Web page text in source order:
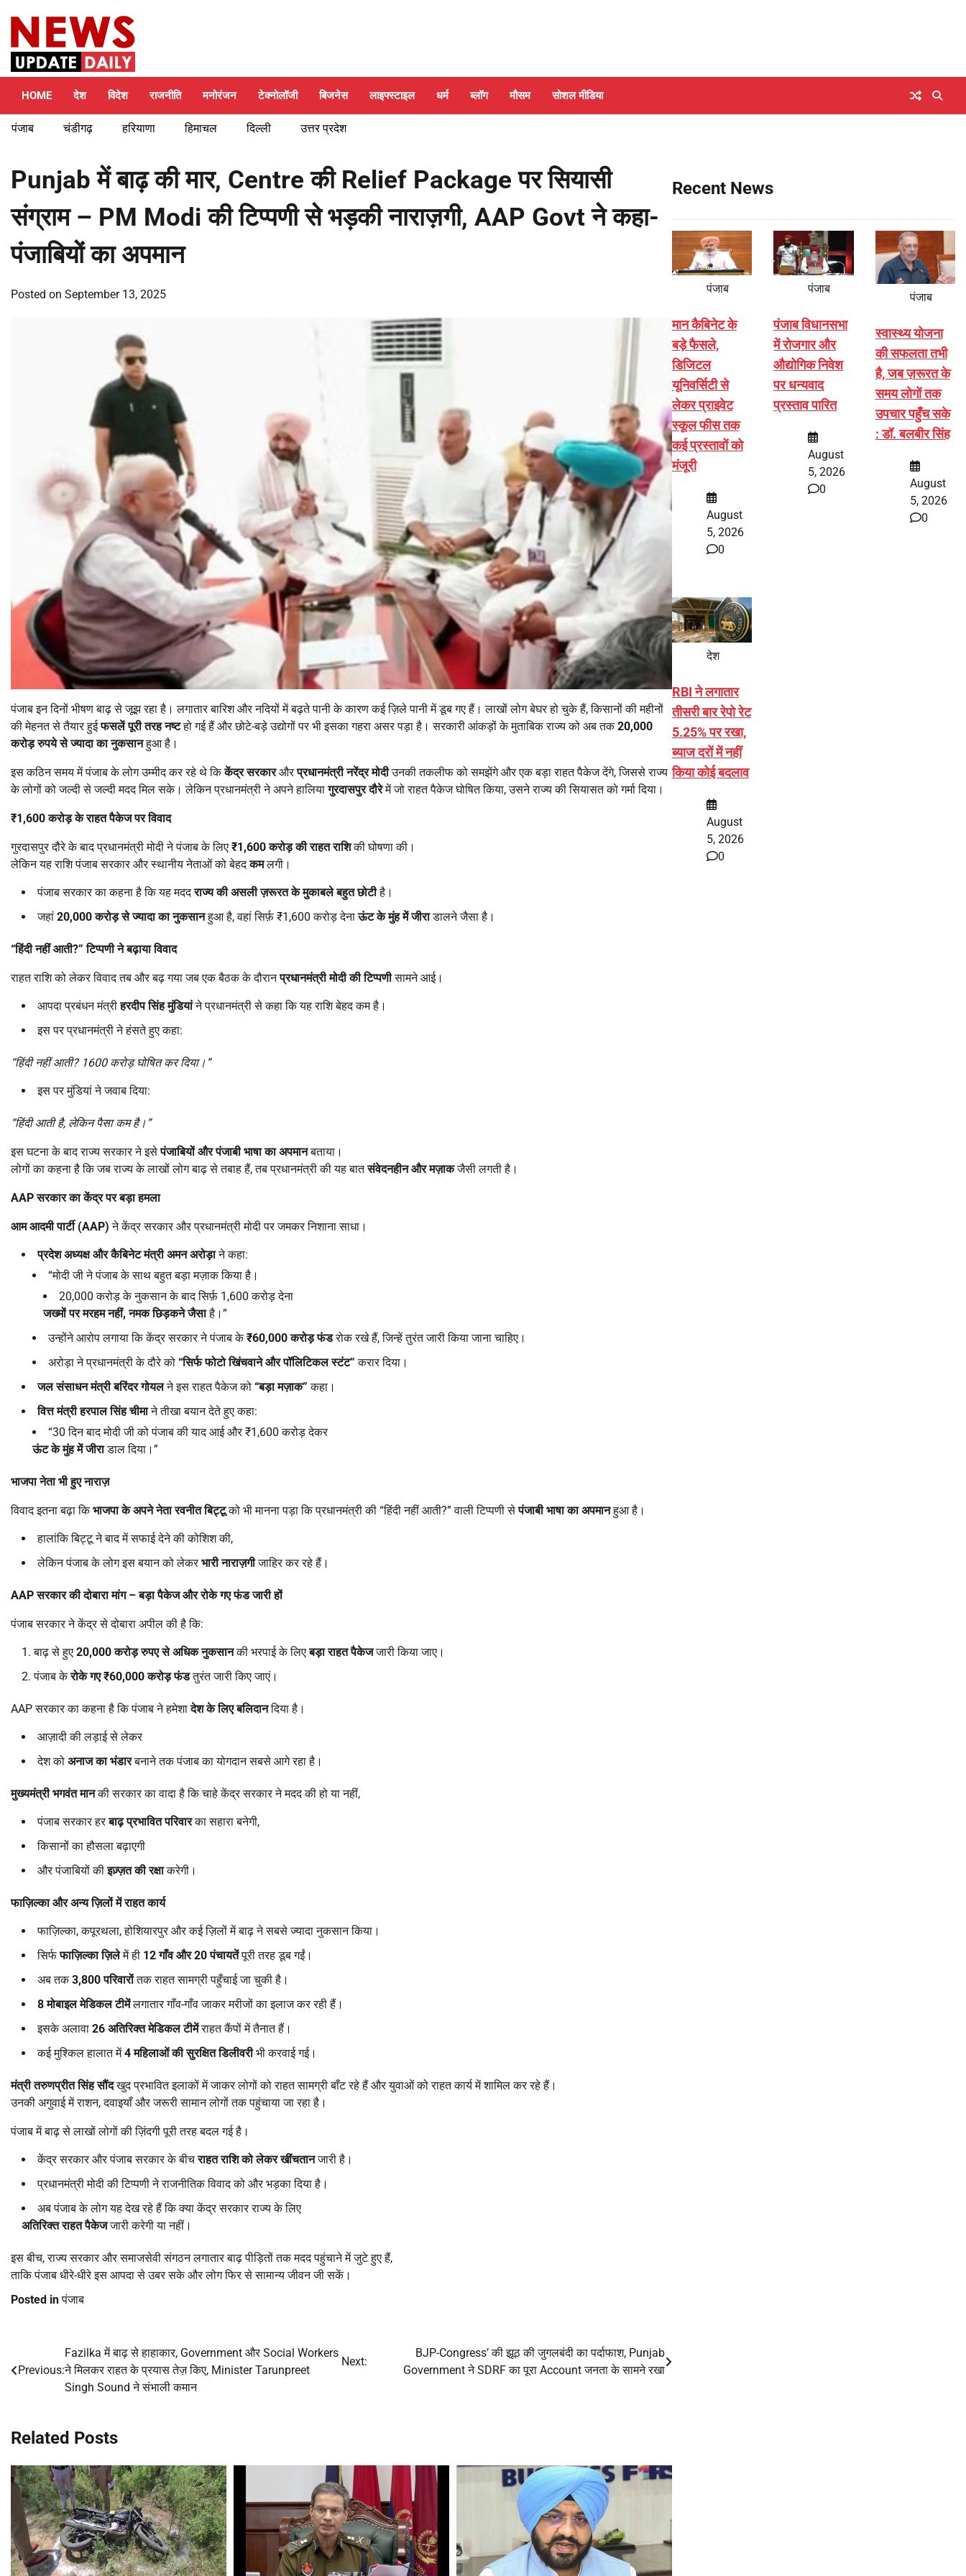
content
HOME देश विदेश राजनीति मनोरंजन टेक्नोलॉजी बिजनेस लाइफ्स्टाइल धर्म ब्लॉग मौसम सोशल मीडिया
पंजाब चंडीगढ़ हरियाणा हिमाचल दिल्ली उत्तर प्रदेश
Punjab में बाढ़ की मार, Centre की Relief Package पर सियासी
संग्राम – PM Modi की टिप्पणी से भड़की नाराज़गी, AAP Govt ने कहा-
पंजाबियों का अपमान
Posted on September 13, 2025
पंजाब इन दिनों भीषण बाढ़ से जूझ रहा है। लगातार बारिश और नदियों में बढ़ते पानी के कारण कई ज़िले पानी में डूब गए हैं। लाखों लोग बेघर हो चुके हैं, किसानों की महीनों
की मेहनत से तैयार हुईफसलें पूरी तरह नष्टहो गई हैं और छोटे-बड़े उद्योगों पर भी इसका गहरा असर पड़ा है। सरकारी आंकड़ों के मुताबिक राज्य को अब तक20,000
करोड़ रुपये से ज्यादा का नुकसानहुआ है।
इस कठिन समय में पंजाब के लोग उम्मीद कर रहे थे किकेंद्र सरकारऔरप्रधानमंत्री नरेंद्र मोदीउनकी तकलीफ को समझेंगे और एक बड़ा राहत पैकेज देंगे, जिससे राज्य
के लोगों को जल्दी से जल्दी मदद मिल सके। लेकिन प्रधानमंत्री ने अपने हालियागुरदासपुर दौरेमें जो राहत पैकेज घोषित किया, उसने राज्य की सियासत को गर्मा दिया।
₹1,600करोड़ के राहत पैकेज पर विवाद
गुरदासपुर दौरे के बाद प्रधानमंत्री मोदी ने पंजाब के लिए ₹1,600करोड़ की राहत राशिकी घोषणा की।
लेकिन यह राशि पंजाब सरकार और स्थानीय नेताओं को बेहदकमलगी।
पंजाब सरकार का कहना है कि यह मददराज्य की असली ज़रूरत के मुकाबले बहुत छोटीहै।
जहां 20,000करोड़ से ज्यादा का नुकसानहुआ है, वहां सिर्फ़ ₹1,600 करोड़ देनाऊंट के मुंह में जीराडालने जैसा है।
“हिंदी नहीं आती?”टिप्पणी ने बढ़ाया विवाद
राहत राशि को लेकर विवाद तब और बढ़ गया जब एक बैठक के दौरानप्रधानमंत्री मोदी की टिप्पणीसामने आई।
आपदा प्रबंधन मंत्रीहरदीप सिंह मुंडियांने प्रधानमंत्री से कहा कि यह राशि बेहद कम है।
इस पर प्रधानमंत्री ने हंसते हुए कहा:
“हिंदी नहीं आती? 1600 करोड़ घोषित कर दिया।”
इस पर मुंडियां ने जवाब दिया:
“हिंदी आती है, लेकिन पैसा कम है।”
इस घटना के बाद राज्य सरकार ने इसेपंजाबियों और पंजाबी भाषा का अपमानबताया।
लोगों का कहना है कि जब राज्य के लाखों लोग बाढ़ से तबाह हैं, तब प्रधानमंत्री की यह बातसंवेदनहीन और मज़ाकजैसी लगती है।
AAPसरकार का केंद्र पर बड़ा हमला
आम आदमी पार्टी (AAP) ने केंद्र सरकार और प्रधानमंत्री मोदी पर जमकर निशाना साधा।
प्रदेश अध्यक्ष और कैबिनेट मंत्री अमन अरोड़ाने कहा:
“मोदी जी ने पंजाब के साथ बहुत बड़ा मज़ाक किया है।
20,000 करोड़ के नुकसान के बाद सिर्फ़ 1,600 करोड़ देना
जख्मों पर मरहम नहीं,नमक छिड़कने जैसाहै।”
उन्होंने आरोप लगाया कि केंद्र सरकार ने पंजाब के₹60,000करोड़ फंडरोक रखे हैं, जिन्हें तुरंत जारी किया जाना चाहिए।
अरोड़ा ने प्रधानमंत्री के दौरे को “सिर्फ फोटो खिंचवाने और पॉलिटिकल स्टंट” करार दिया।
जल संसाधन मंत्री बरिंदर गोयलने इस राहत पैकेज को “बड़ा मज़ाक” कहा।
वित्त मंत्री हरपाल सिंह चीमाने तीखा बयान देते हुए कहा:
“30 दिन बाद मोदी जी को पंजाब की याद आई और ₹1,600 करोड़ देकर
ऊंट के मुंह में जीराडाल दिया।”
भाजपा नेता भी हुए नाराज़
विवाद इतना बढ़ा किभाजपा के अपने नेता रवनीत बिट्टूको भी मानना पड़ा कि प्रधानमंत्री की “हिंदी नहीं आती?” वाली टिप्पणी सेपंजाबी भाषा का अपमानहुआ है।
हालांकि बिट्टू ने बाद में सफाई देने की कोशिश की,
लेकिन पंजाब के लोग इस बयान को लेकरभारी नाराज़गीजाहिर कर रहे हैं।
AAPसरकार की दोबारा मांग–बड़ा पैकेज और रोके गए फंड जारी हों
पंजाब सरकार ने केंद्र से दोबारा अपील की है कि:
बाढ़ से हुए 20,000करोड़ रुपए से अधिक नुकसानकी भरपाई के लिएबड़ा राहत पैकेजजारी किया जाए।
पंजाब केरोके गए₹60,000करोड़ फंडतुरंत जारी किए जाएं।
AAP सरकार का कहना है कि पंजाब ने हमेशादेश के लिए बलिदानदिया है।
आज़ादी की लड़ाई से लेकर
देश को अनाज का भंडारबनाने तक पंजाब का योगदान सबसे आगे रहा है।
मुख्यमंत्री भगवंत मानकी सरकार का वादा है कि चाहे केंद्र सरकार ने मदद की हो या नहीं,
पंजाब सरकार हरबाढ़ प्रभावित परिवारका सहारा बनेगी,
किसानों का हौसला बढ़ाएगी
और पंजाबियों कीइज़्ज़त की रक्षाकरेगी।
फाज़िल्का और अन्य ज़िलों में राहत कार्य
फाज़िल्का, कपूरथला, होशियारपुर और कई ज़िलों में बाढ़ ने सबसे ज्यादा नुकसान किया।
सिर्फफाज़िल्का ज़िलेमें ही 12गाँव और20पंचायतेंपूरी तरह डूब गईं।
अब तक3,800परिवारोंतक राहत सामग्री पहुँचाई जा चुकी है।
8मोबाइल मेडिकल टीमेंलगातार गाँव-गाँव जाकर मरीजों का इलाज कर रही हैं।
इसके अलावा 26 अतिरिक्त मेडिकल टीमेंराहत कैंपों में तैनात हैं।
कई मुश्किल हालात में4महिलाओं की सुरक्षित डिलीवरीभी करवाई गई।
मंत्री तरुणप्रीत सिंह सौंदखुद प्रभावित इलाकों में जाकर लोगों को राहत सामग्री बाँट रहे हैं और युवाओं को राहत कार्य में शामिल कर रहे हैं।
उनकी अगुवाई में राशन, दवाइयाँ और जरूरी सामान लोगों तक पहुंचाया जा रहा है।
पंजाब में बाढ़ से लाखों लोगों की ज़िंदगी पूरी तरह बदल गई है।
केंद्र सरकार और पंजाब सरकार के बीचराहत राशि को लेकर खींचतानजारी है।
प्रधानमंत्री मोदी की टिप्पणी ने राजनीतिक विवाद को और भड़का दिया है।
अब पंजाब के लोग यह देख रहे हैं कि क्या केंद्र सरकार राज्य के लिए
अतिरिक्त राहत पैकेजजारी करेगी या नहीं।
इस बीच, राज्य सरकार और समाजसेवी संगठन लगातार बाढ़ पीड़ितों तक मदद पहुंचाने में जुटे हुए हैं,
ताकि पंजाब धीरे-धीरे इस आपदा से उबर सके और लोग फिर से सामान्य जीवन जी सकें।
Posted inपंजाब
navigation
Previous:
Fazilka में बाढ़ से हाहाकार, Government और Social Workers
ने मिलकर राहत के प्रयास तेज़ किए, Minister Tarunpreet
Singh Sound ने संभाली कमान
Next:
BJP-Congress’ की झूठ की जुगलबंदी का पर्दाफाश, Punjab
Government ने SDRF का पूरा Account जनता के सामने रखा
Related Posts
Recent News
पंजाब
मान कैबिनेट के
बड़े फैसले,
डिजिटल
यूनिवर्सिटी से
लेकर प्राइवेट
स्कूल फीस तक
कई प्रस्तावों को
मंजूरी
August
5, 2026
0
पंजाब
पंजाब विधानसभा
में रोजगार और
औद्योगिक निवेश
पर धन्यवाद
प्रस्ताव पारित
August
5, 2026
0
पंजाब
स्वास्थ्य योजना
की सफलता तभी
है, जब ज़रूरत के
समय लोगों तक
उपचार पहुँच सके
: डॉ. बलबीर सिंह
August
5, 2026
0
देश
RBI ने लगातार
तीसरी बार रेपो रेट
5.25% पर रखा,
ब्याज दरों में नहीं
किया कोई बदलाव
August
5, 2026
0